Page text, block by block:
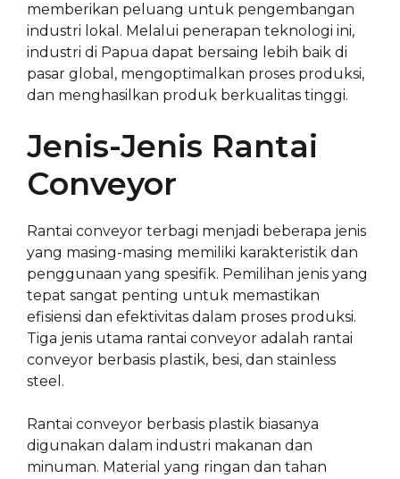
memberikan peluang untuk pengembangan
industri lokal. Melalui penerapan teknologi ini,
industri di Papua dapat bersaing lebih baik di
pasar global, mengoptimalkan proses produksi,
dan menghasilkan produk berkualitas tinggi.
Jenis-Jenis Rantai
Conveyor
Rantai conveyor terbagi menjadi beberapa jenis
yang masing-masing memiliki karakteristik dan
penggunaan yang spesifik. Pemilihan jenis yang
tepat sangat penting untuk memastikan
efisiensi dan efektivitas dalam proses produksi.
Tiga jenis utama rantai conveyor adalah rantai
conveyor berbasis plastik, besi, dan stainless
steel.
Rantai conveyor berbasis plastik biasanya
digunakan dalam industri makanan dan
minuman. Material yang ringan dan tahan